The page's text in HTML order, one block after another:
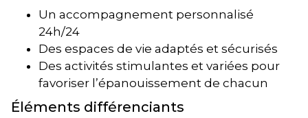
Un accompagnement personnalisé
24h/24
Des espaces de vie adaptés et sécurisés
Des activités stimulantes et variées pour
favoriser l’épanouissement de chacun
Éléments différenciants